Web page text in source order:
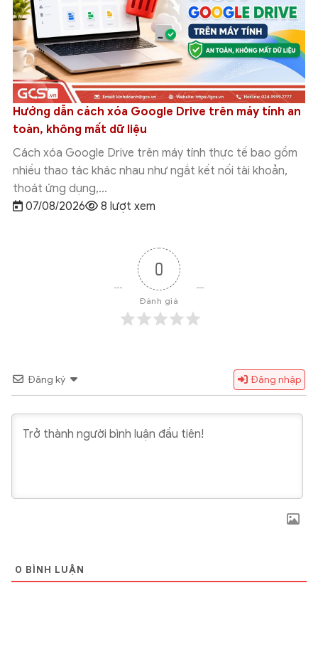
Tích hợp Google Drive với Grok Studio: Hướng dẫn
cách kết nối chi tiết
Tích hợp Google Drive với Grok Studio giúp người dùng
đưa tài liệu đang lưu trên Google Drive vào quy trình
làm việc với Grok...
07/08/2026
7 lượt xem
0
Đánh giá
Đăng ký Đăng nhập
0 BÌNH LUẬN